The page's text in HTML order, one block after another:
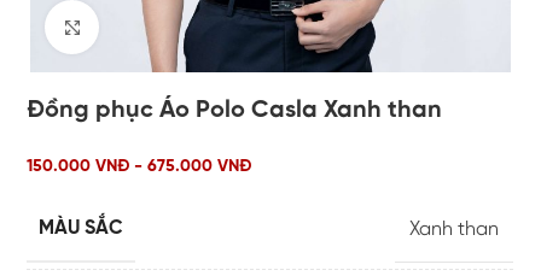
Click to enlarge
Đồng phục Áo Polo Casla Xanh than
150.000 VNĐ - 675.000 VNĐ
MÀU SẮC Xanh than